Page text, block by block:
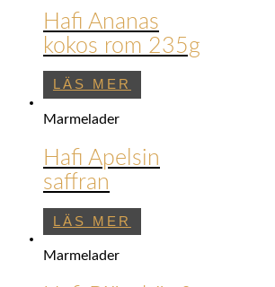
Hafi Ananas
kokos rom 235g
LÄS MER
Marmelader
Hafi Apelsin
saffran
LÄS MER
Marmelader